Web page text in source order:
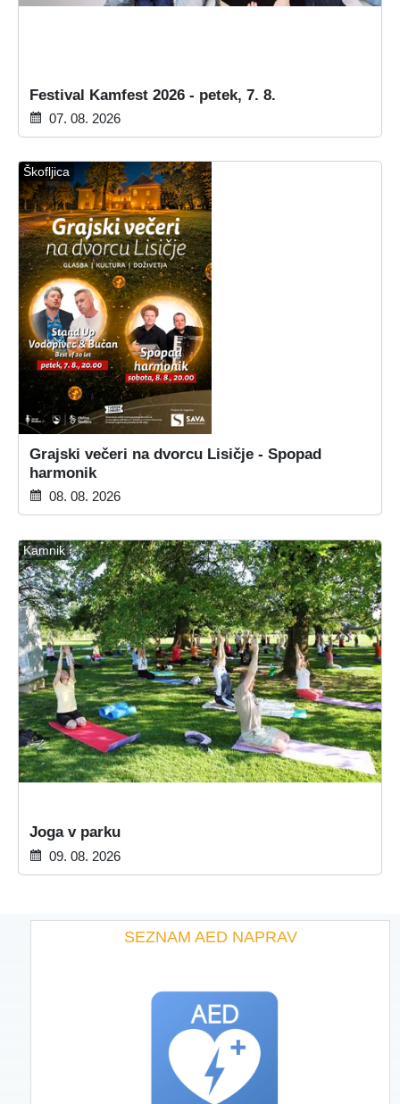
Festival Kamfest 2026 - petek, 7. 8.
07. 08. 2026
Škofljica
Grajski večeri na dvorcu Lisičje - Spopad
harmonik
08. 08. 2026
Kamnik
Joga v parku
09. 08. 2026
SEZNAM AED NAPRAV